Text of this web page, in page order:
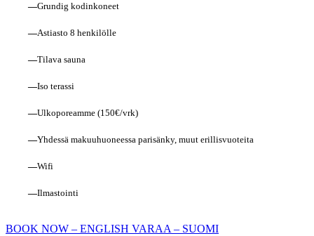
—Grundig kodinkoneet
—Astiasto 8 henkilölle
—Tilava sauna
—Iso terassi
—Ulkoporeamme (150€/vrk)
—Yhdessä makuuhuoneessa parisänky, muut erillisvuoteita
—Wifi
—Ilmastointi
BOOK NOW – ENGLISH VARAA – SUOMI